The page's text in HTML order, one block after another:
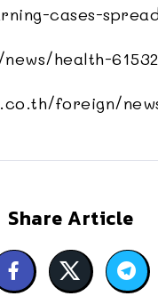
cases-
health-
foreign/
Share Article